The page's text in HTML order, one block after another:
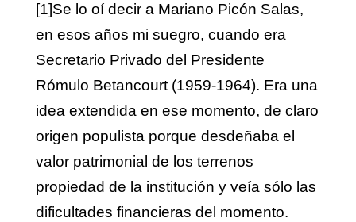
[1]Se lo oí decir a Mariano Picón Salas,
en esos años mi suegro, cuando era
Secretario Privado del Presidente
Rómulo Betancourt (1959-1964). Era una
idea extendida en ese momento, de claro
origen populista porque desdeñaba el
valor patrimonial de los terrenos
propiedad de la institución y veía sólo las
dificultades financieras del momento.